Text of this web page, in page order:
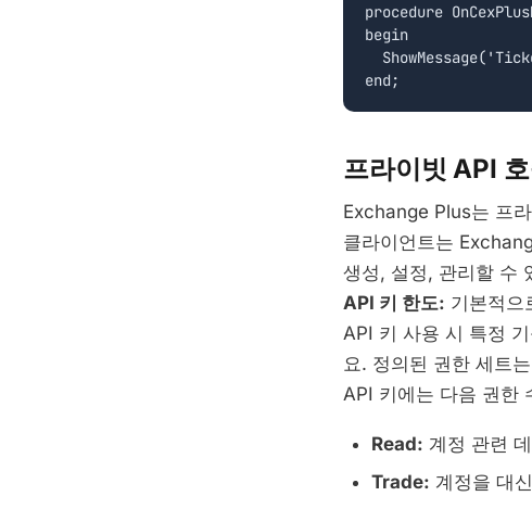
procedure
begin
프라이빗 API
Exchange Plus는 프
클라이언트는
생성, 설정, 관리할 수
API 키 한도: 기본적으
API 키 사용 시 특정
요. 정의된 권한 세트
API 키에는 다음 권한
Read: 계정 관련
Trade: 계정을 대